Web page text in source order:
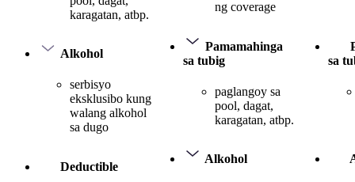
karagatan, atbp.
Alkohol
serbisyo
eksklusibo kung
walang alkohol
sa dugo
Deductible
ng coverage
Pamamahinga
sa tubig
paglangoy sa
pool, dagat,
karagatan, atbp.
Alkohol
sa